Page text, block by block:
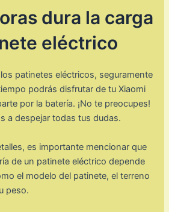
dura la carga
eléctrico
patinetes eléctricos, seguramente
podrás disfrutar de tu Xiaomi
por la batería. ¡No te preocupes!
a despejar todas tus dudas.
es importante mencionar que
de un patinete eléctrico depende
el modelo del patinete, el terreno
peso.